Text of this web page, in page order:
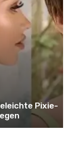
Pixie-